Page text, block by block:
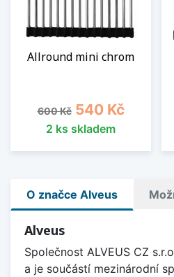
Allround mini chrom
Běžná cena
600 Kč Cena
540 Kč
2 ks skladem
O značce Alveus
Alveus
Společnost ALVEUS CZ
a je součástí mezinárodní